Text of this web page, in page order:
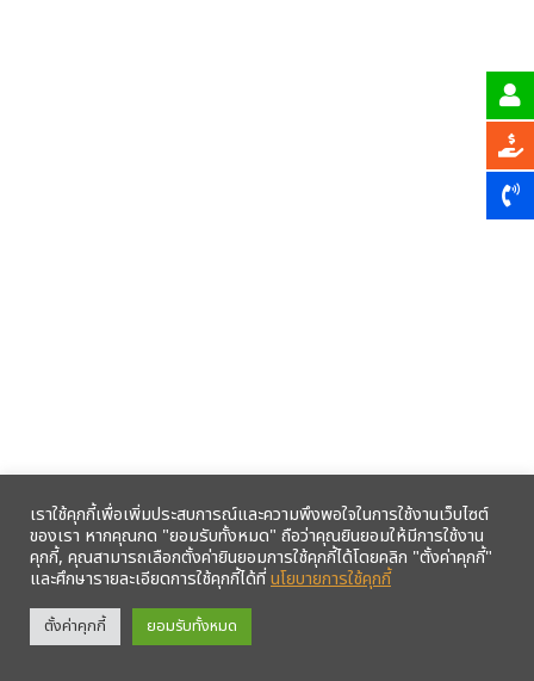
รับข้อมูลข่าวสารจากสหกรณ์ฯ ผ่าน LINE ก่อนใคร คลิก!
เราใช้คุกกี้เพื่อเพิ่มประสบการณ์และความพึงพอใจในการใช้งานเว็บไซต์
ของเรา หากคุณกด "ยอมรับทั้งหมด" ถือว่าคุณยินยอมให้มีการใช้งาน
คุกกี้, คุณสามารถเลือกตั้งค่ายินยอมการใช้คุกกี้ได้โดยคลิก "ตั้งค่าคุกกี้"
และศึกษารายละเอียดการใช้คุกกี้ได้ที่นโยบายการใช้คุกกี้
ตั้งค่าคุกกี้ ยอมรับทั้งหมด